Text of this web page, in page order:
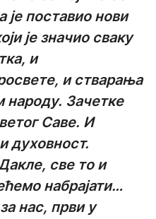
је поставио нови
је значио сваку
и
и стварања
народу. Зачетке
Саве. И
духовност.
све то и
набрајати…
нас, први у